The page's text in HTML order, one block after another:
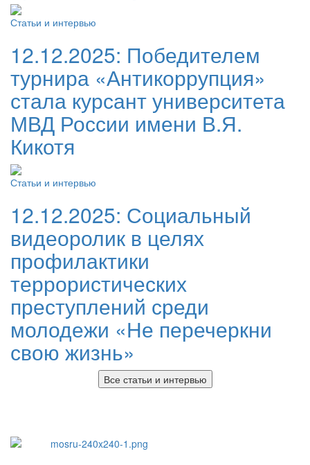
Статьи и интервью
12.12.2025: Победителем
турнира «Антикоррупция»
стала курсант университета
МВД России имени В.Я.
Кикотя
Статьи и интервью
12.12.2025: Социальный
видеоролик в целях
профилактики
террористических
преступлений среди
молодежи «Не перечеркни
свою жизнь»
Все статьи и интервью